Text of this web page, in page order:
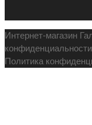
Интернет-магазин
конфиденциальности
Политика